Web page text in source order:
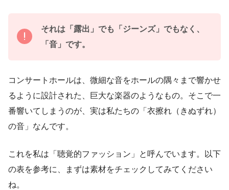
それは「露出」でも「ジーンズ」でもなく、
「音」です。
コンサートホールは、微細な音をホールの隅々まで響かせ
るように設計された、巨大な楽器のようなもの。そこで一
番響いてしまうのが、実は私たちの「衣擦れ（きぬずれ）
の音」なんです。
これを私は「聴覚的ファッション」と呼んでいます。以下
の表を参考に、まずは素材をチェックしてみてください
ね。